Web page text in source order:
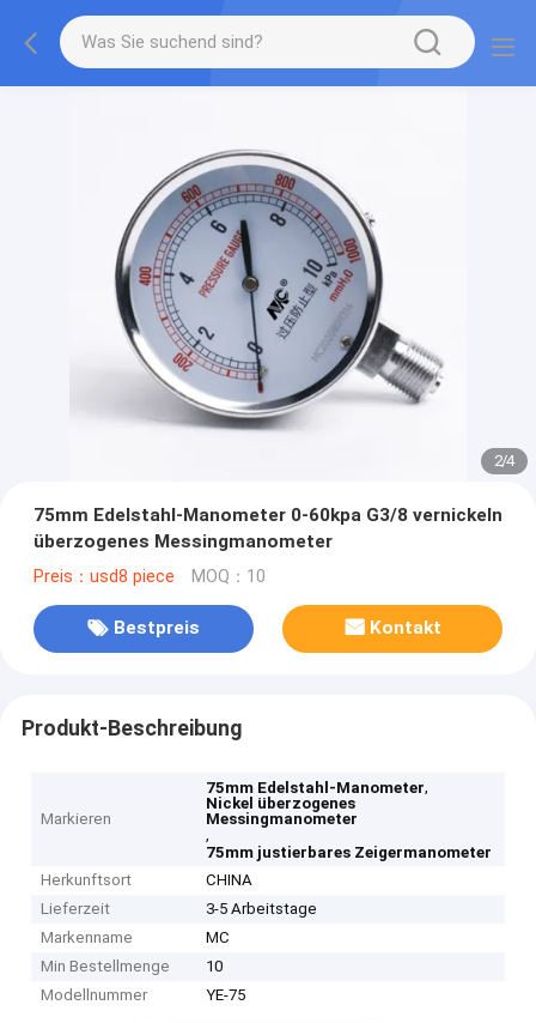
2/4
75mm Edelstahl-Manometer 0-60kpa G3/8 vernickeln
überzogenes Messingmanometer
Preis：usd8 piece MOQ：10
Bestpreis Kontakt
Produkt-Beschreibung
Markieren
75mm Edelstahl-Manometer,
Nickel überzogenes
Messingmanometer
,
75mm justierbares Zeigermanometer
Herkunftsort
CHINA
Lieferzeit
3-5 Arbeitstage
Markenname
MC
Min Bestellmenge
10
Modellnummer
YE-75